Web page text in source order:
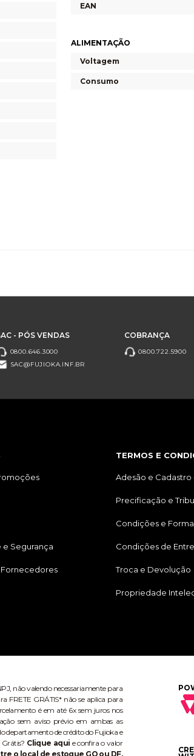
EAN
ALIMENTAÇÃO
Voltagem
Consumo
- PÓS VENDAS
0800.646.3000
SAC@FUJIOKA.INF.BR
COBRANÇA
0800.722.5900
e Segurança
TERMOS E
Adesão e
Precificação e
Condições e
Condições de
Troca e Devolução
Propriedade
não valendo necessariamente para
FRETE GRÁTIS* não se aplica para
é em até 6x sem juros nos
sem aviso prévio em ambas as
departamento de crédito do Fujioka e
Clique aqui e confira o valor
o local de estoque GO ou DF,